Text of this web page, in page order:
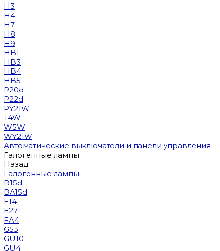
H3
H4
H7
H8
H9
HB1
HB3
HB4
HB5
P20d
P22d
PY21W
T4W
W5W
WY21W
Автоматические выключатели и панели управления
Галогенные лампы
Назад
Галогенные лампы
B15d
BA15d
E14
E27
FA4
G53
GU10
GU4